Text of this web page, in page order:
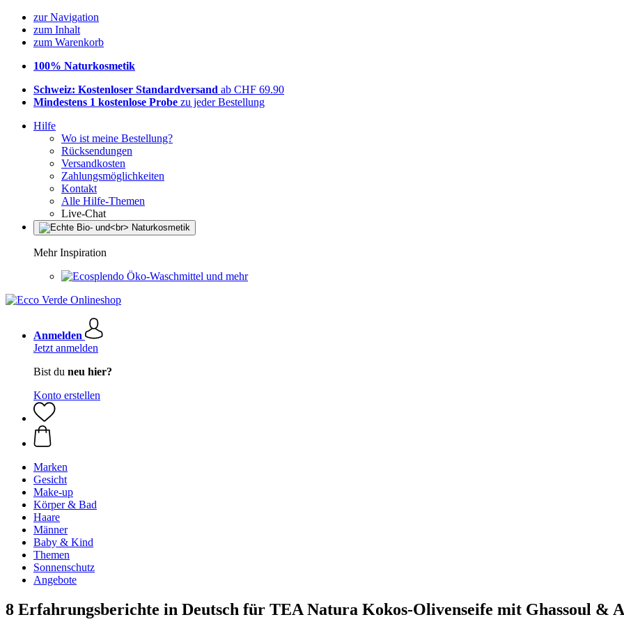
zur Navigation
zum Inhalt
zum Warenkorb
100% Naturkosmetik
Schweiz: Kostenloser Standardversand ab CHF 69.90
Mindestens 1 kostenlose Probe zu jeder Bestellung
Hilfe
Wo ist meine Bestellung?
Rücksendungen
Versandkosten
Zahlungsmöglichkeiten
Kontakt
Alle Hilfe-Themen
Live-Chat
Mehr Inspiration
Öko-Waschmittel und mehr
Anmelden
Jetzt anmelden
Bist du neu hier?
Konto erstellen
Marken
Gesicht
Make-up
Körper & Bad
Haare
Männer
Baby & Kind
Themen
Sonnenschutz
Angebote
8 Erfahrungsberichte in Deutsch für TEA Natura Kokos-Olivenseife mit Ghassoul &